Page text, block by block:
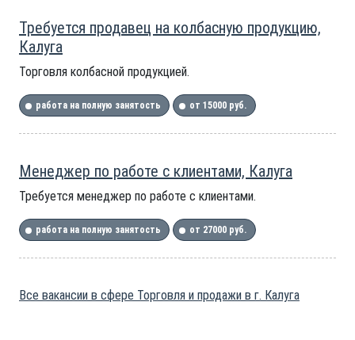
Требуется продавец на колбасную продукцию,
Калуга
Торговля колбасной продукцией.
работа на полную занятость от 15000 руб.
Менеджер по работе с клиентами, Калуга
Требуется менеджер по работе с клиентами.
работа на полную занятость от 27000 руб.
Все вакансии в сфере Торговля и продажи в г. Калуга